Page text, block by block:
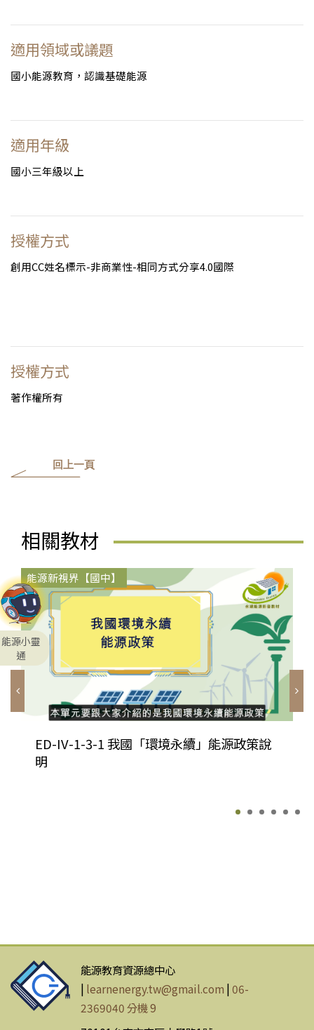
適用領域或議題
國小能源教育，認識基礎能源
適用年級
國小三年級以上
授權方式
創用CC姓名標示-非商業性-相同方式分享4.0國際
授權方式
著作權所有
回上一頁
相關教材
能源新視界【國中】
ED-IV-1-3-1 我國「環境永續」能源政策說
明
能源小靈
通
能源教育資源總中心
| learnenergy.tw@gmail.com |06-
2369040 分機 9